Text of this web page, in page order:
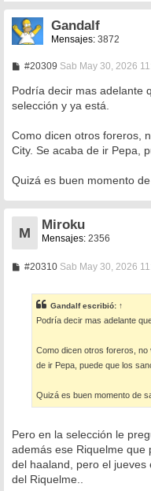
Gandalf
Mensajes: 3872
#20309M
n
s
a
e
Sab May 30, 2026
Podría decir mas adelante
selección y ya está.
Como dicen otros foreros,
City. Se acaba de ir Pepa,
Quizá es buen momento
M
Miroku
Mensajes: 2356
#20310M
a
j
Sab May 30, 2026
Gandalfescribió: ↑
Podría decir mas adelante
Como dicen otros foreros, no
de ir Pepa, puede que los
Quizá es buen momento de
Pero en la selección le
además ese Riquelme que
del haaland, pero el
del Riquelme..